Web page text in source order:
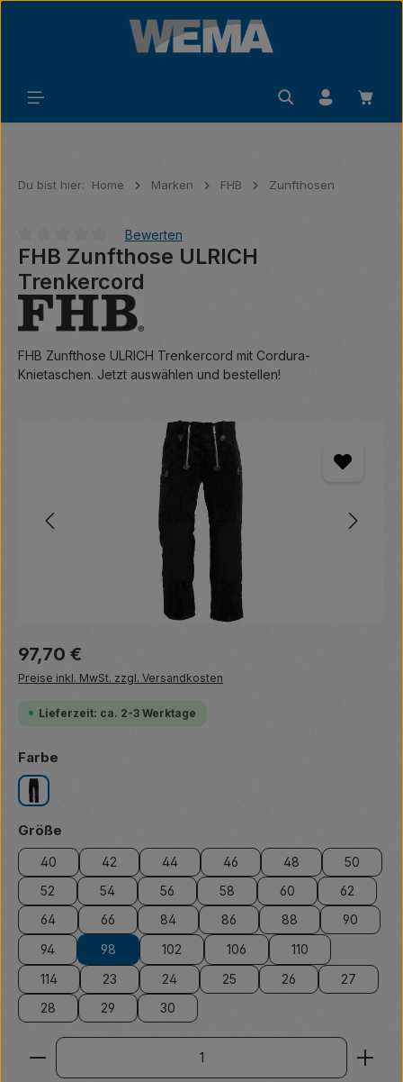
Zum Hauptinhalt springen
Du bist hier: Home Marken FHB Zunfthosen
Durchschnittliche Bewertung von 0 von 5 Sternen
Bewerten
FHB Zunfthose ULRICH
Trenkercord
FHB Zunfthose ULRICH Trenkercord mit Cordura-
Knietaschen. Jetzt auswählen und bestellen!
Bildergalerie überspringen
Regulärer Preis:
97,70 €
Preise inkl. MwSt. zzgl. Versandkosten
Lieferzeit: ca. 2-3 Werktage
Farbe
schwarz
Größe
40 42 44 46 48
50
52
54 56 58 60
62
64
66 84 86 88
90
94
98 102 106
110
114
23 24 25 26
27
28
29 30
Produkt Anzahl: Gib den gewünschten Wert ein